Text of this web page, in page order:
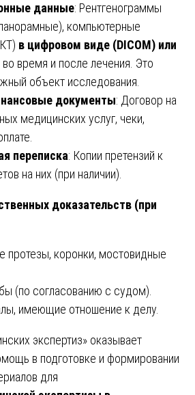
данные: Рентгенограммы
компьютерные
в цифровом виде (DICOM) или
во время и после лечения. Это
объект исследования.
документы: Договор на
медицинских услуг, чеки,
переписка: Копии претензий к
на них (при наличии).
доказательств (при
протезы, коронки, мостовидные
(по согласованию с судом).
имеющие отношение к делу.
экспертиз» оказывает
в подготовке и формировании
для